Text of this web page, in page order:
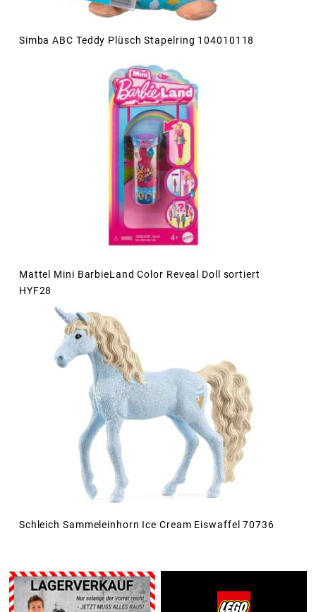
Simba ABC Teddy Plüsch Stapelring 104010118
Mattel Mini BarbieLand Color Reveal Doll sortiert
HYF28
Schleich Sammeleinhorn Ice Cream Eiswaffel 70736